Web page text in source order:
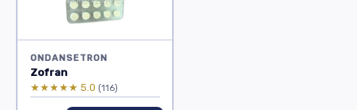
ONDANSETRON
Zofran
★★★★★ 5.0 (116)